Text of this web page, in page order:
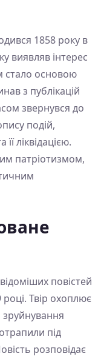
1858 року в
виявляв інтерес
стало основою
з публікацій
звернувся до
подій,
ліквідацією.
патріотизмом,
повістей
Твір охоплює
зруйнування
під
розповідає